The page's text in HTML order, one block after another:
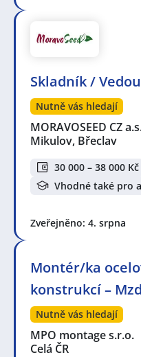
Skladník /
Nutně vás hledají
MORAVOSEED CZ
Mikulov, Břeclav
30 000 – 38 000 Kč
Vhodné také pro
Zveřejněno: 4. srpna
Montér/ka
konstrukcí –
Nutně vás hledají
MPO montage s.r.o.
Celá ČR